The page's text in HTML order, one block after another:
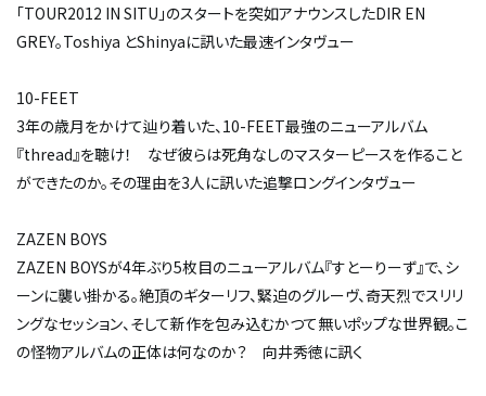
「TOUR2012 IN SITU」のスタートを突如アナウンスしたDIR EN
GREY。Toshiya とShinyaに訊いた最速インタヴュー
10-FEET
3年の歳月をかけて辿り着いた、10-FEET最強のニューアルバム
『thread』を聴け！ なぜ彼らは死角なしのマスターピースを作ること
ができたのか。その理由を3人に訊いた追撃ロングインタヴュー
ZAZEN BOYS
ZAZEN BOYSが4年ぶり5枚目のニューアルバム『すとーりーず』で、シ
ーンに襲い掛かる。絶頂のギターリフ、緊迫のグルーヴ、奇天烈でスリリ
ングなセッション、そして新作を包み込むかつて無いポップな世界観。こ
の怪物アルバムの正体は何なのか？ 向井秀徳に訊く